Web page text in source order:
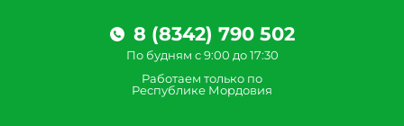
8 (8342) 790 502
По будням с 9:00 до 17:30
Работаем только по
Республике Мордовия